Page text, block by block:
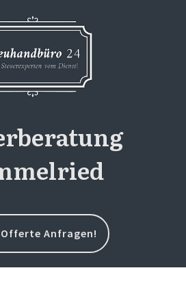
Anfragen!